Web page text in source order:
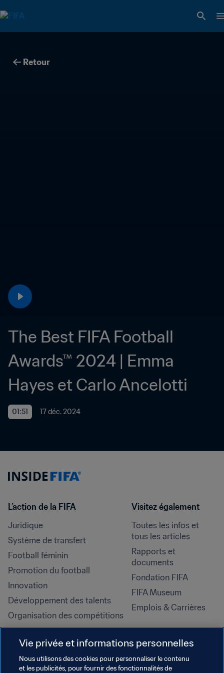
Retour
The Best FIFA Football
Awards™ 2024 | Emma
Hayes et Carlo Ancelotti
01:51 17 déc. 2024
L’action de la FIFA
Juridique
Système de transfert
Football féminin
Promotion du football
Innovation
Développement des talents
Organisation des compétitions
Développement durable
Droits de l'homme et lutte contre
la discrimination
Visitez également
Toutes les infos et
tous les articles
Rapports et
documents
Fondation FIFA
FIFA Museum
Emplois & Carrières
Vie privée et informations personnelles
Nous utilisons des cookies pour personnaliser le contenu
et les publicités, pour fournir des fonctionnalités de